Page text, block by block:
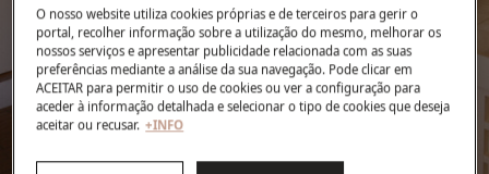
O nosso website utiliza cookies próprias e de terceiros para gerir o
portal, recolher informação sobre a utilização do mesmo, melhorar os
nossos serviços e apresentar publicidade relacionada com as suas
preferências mediante a análise da sua navegação. Pode clicar em
ACEITAR para permitir o uso de cookies ou ver a configuração para
aceder à informação detalhada e selecionar o tipo de cookies que deseja
aceitar ou recusar. +INFO